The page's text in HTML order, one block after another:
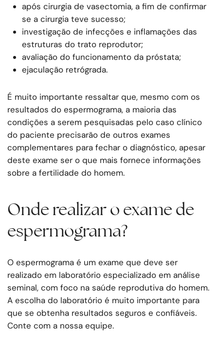
após cirurgia de vasectomia, a fim de confirmar
se a cirurgia teve sucesso;
investigação de infecções e inflamações das
estruturas do trato reprodutor;
avaliação do funcionamento da próstata;
ejaculação retrógrada.
É muito importante ressaltar que, mesmo com os
resultados do espermograma, a maioria das
condições a serem pesquisadas pelo caso clínico
do paciente precisarão de outros exames
complementares para fechar o diagnóstico, apesar
deste exame ser o que mais fornece informações
sobre a fertilidade do homem.
Onde realizar o exame de
espermograma?
O espermograma é um exame que deve ser
realizado em laboratório especializado em análise
seminal, com foco na saúde reprodutiva do homem.
A escolha do laboratório é muito importante para
que se obtenha resultados seguros e confiáveis.
Conte com a nossa equipe.